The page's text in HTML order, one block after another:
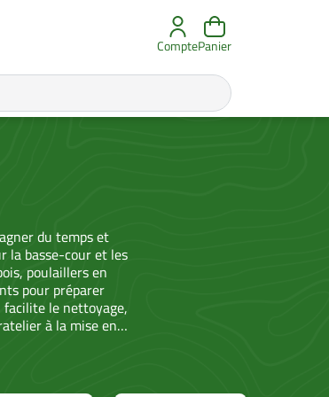
ComptePanier
du temps et
la basse-cour et les
poulaillers en
pour préparer
facilite le nettoyage,
à la mise en
la productivité. Que